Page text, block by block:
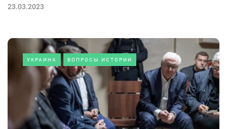
23.03.2023
УКРАИНА ВОПРОСЫ ИСТОРИИ